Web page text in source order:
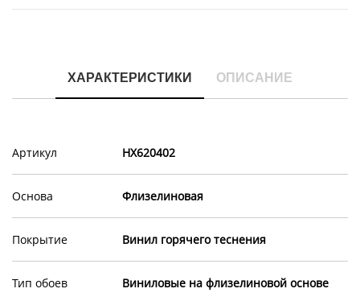
ХАРАКТЕРИСТИКИ ОПИСАНИЕ
Артикул HX620402
Основа Флизелиновая
Покрытие Винил горячего теснения
Тип обоев Виниловые на флизелиновой основе